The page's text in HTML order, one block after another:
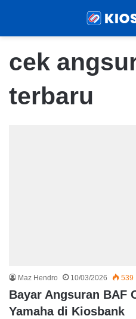
cek
terbaru
Maz Hendro 10/03/2026 539
Bayar Angsuran BAF
Yamaha di Kiosbank